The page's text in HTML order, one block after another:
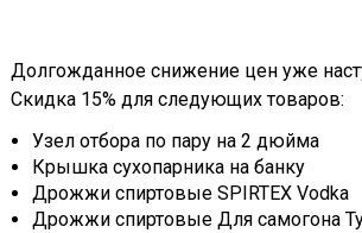
Долгожданное снижение цен уже
Скидка 15% для следующих товаров:
Узел отбора по пару на 2 дюйма
Крышка сухопарника на банку
Дрожжи спиртовые SPIRTEX Vodka
Дрожжи спиртовые Для самогона